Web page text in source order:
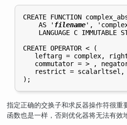
CREATE FUNCTION
    AS '
filename',
LANGUAGE C IMMUTABLE
CREATE OPERATOR < (
leftarg = complex,
commutator = > ,
restrict = scalarltsel,
指定正确的交换子和求反器操作符很重
函数也是一样，否则优化器将无法有效